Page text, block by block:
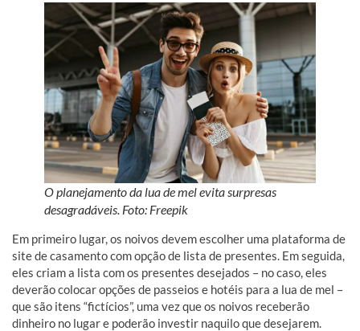
O planejamento da lua de mel evita surpresas
desagradáveis. Foto: Freepik
Em primeiro lugar, os noivos devem escolher uma plataforma de
site de casamento com opção de lista de presentes. Em seguida,
eles criam a lista com os presentes desejados – no caso, eles
deverão colocar opções de passeios e hotéis para a lua de mel –
que são itens “fictícios”, uma vez que os noivos receberão
dinheiro no lugar e poderão investir naquilo que desejarem.